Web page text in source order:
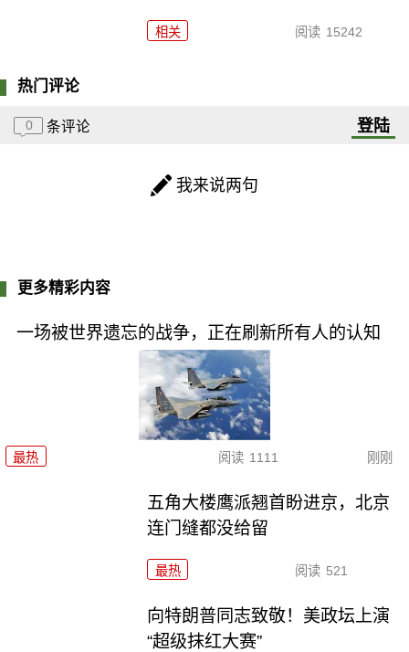
相关 阅读 15242
热门评论
0 条评论 登陆
我来说两句
更多精彩内容
一场被世界遗忘的战争，正在刷新所有人的认知
最热 阅读 1111 刚刚
五角大楼鹰派翘首盼进京，北京
连门缝都没给留
最热 阅读 521
向特朗普同志致敬！美政坛上演
“超级抹红大赛”